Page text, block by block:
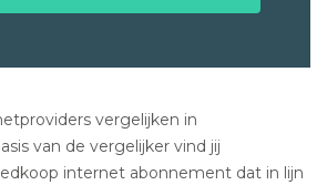
vergelijken in
van de vergelijker vind jij
internet abonnement dat in lijn